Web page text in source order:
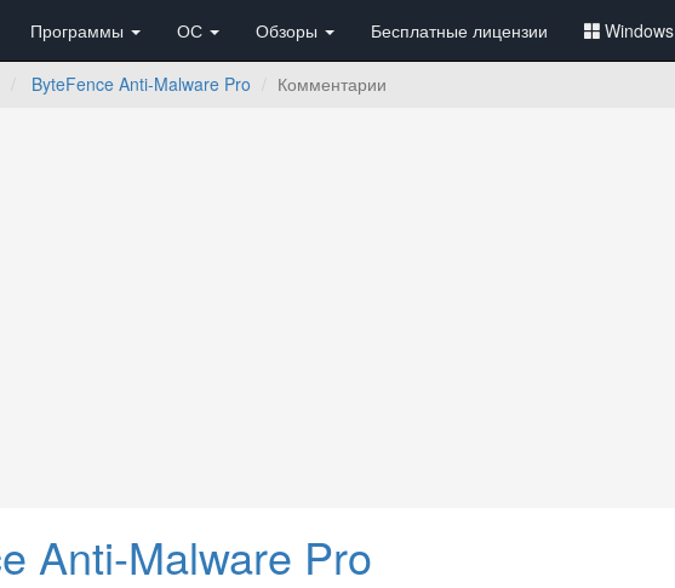
Программы ОС Обзоры Бесплатные лицензии Windows
ByteFence Anti-Malware Pro Комментарии
Anti-Malware Pro